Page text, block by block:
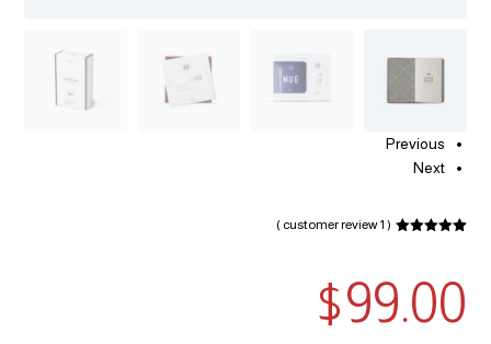
Previous
Next
customer
rating
( 1 customer review )
$99.00